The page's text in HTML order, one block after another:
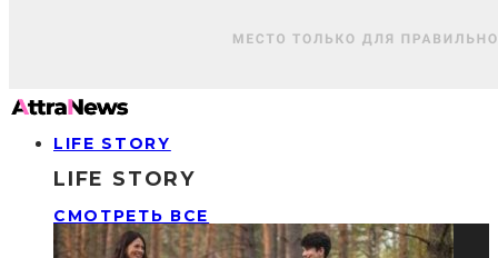
LIFE STORY
LIFE STORY
СМОТРЕТЬ ВСЕ